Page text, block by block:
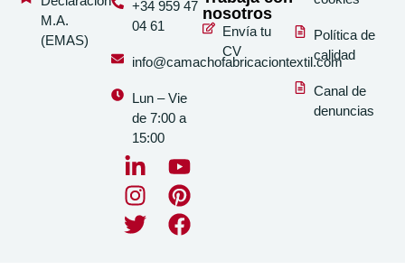
M.A.
(EMAS)
+34 959 47
04 61
info@camachofabricaciontextil.com
Lun – Vie
de 7:00 a
15:00
nosotros
Envía tu
CV
Política de
calidad
Canal de
denuncias